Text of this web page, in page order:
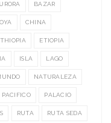
BAZAR
CHINA
ETIOPIA
ISLA LAGO
NATURALEZA
PACIFICO PALACIO
RUTA RUTA SEDA